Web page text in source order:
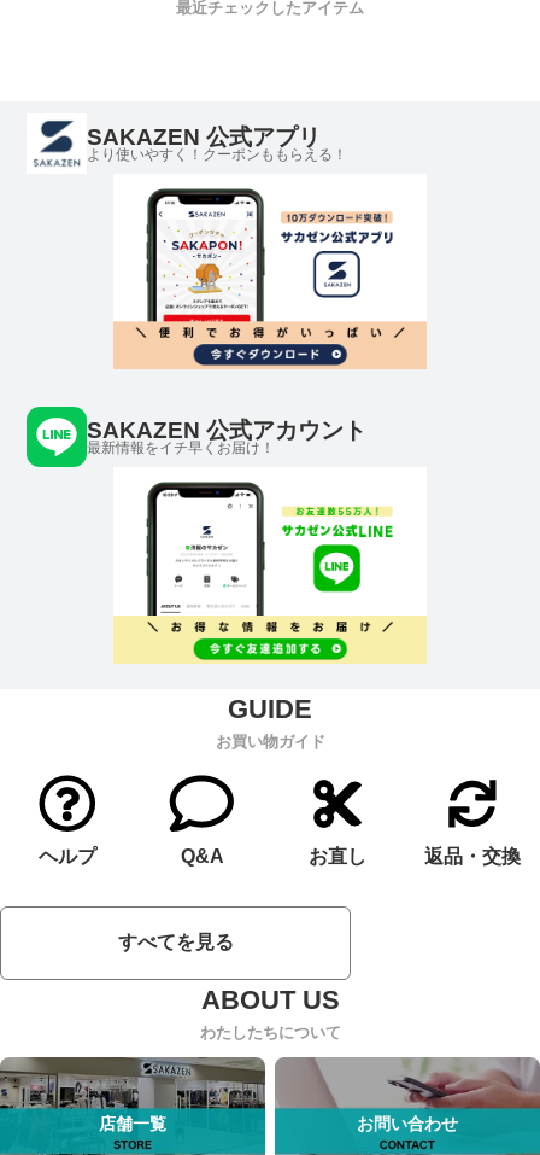
最近チェックしたアイテム
SAKAZEN 公式アプリ
より使いやすく！クーポンももらえる！
SAKAZEN 公式アカウント
最新情報をイチ早くお届け！
お買い物ガイド
ヘルプ Q&A お直し 返品・交換
すべてを見る
わたしたちについて
店舗一覧 お問い合わせ